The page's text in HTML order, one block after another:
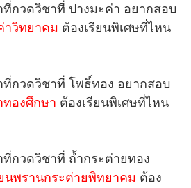
ที่กวดวิชาที่ ปางมะค่า อยากสอบ
าวิทยาคม ต้องเรียนพิเศษที่ไหน
ที่กวดวิชาที่ โพธิ์ทอง อยากสอบ
ทองศึกษา ต้องเรียนพิเศษที่ไหน
ที่กวดวิชาที่ ถ้ำกระต่ายทอง
นพรานกระต่ายพิทยาคม ต้อง